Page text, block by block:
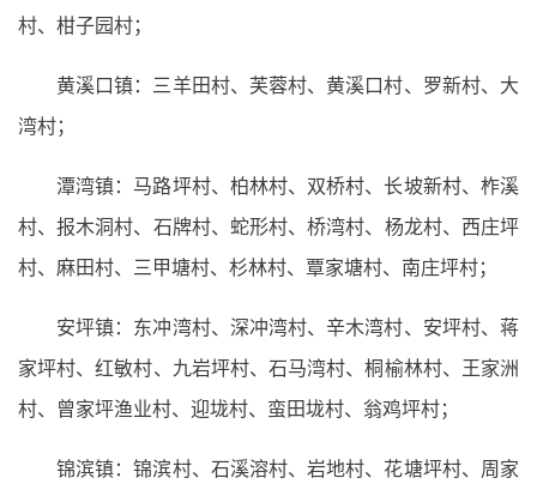
村、柑子园村；
黄溪口镇：三羊田村、芙蓉村、黄溪口村、罗新村、大
湾村；
潭湾镇：马路坪村、柏林村、双桥村、长坡新村、柞溪
村、报木洞村、石牌村、蛇形村、桥湾村、杨龙村、西庄坪
村、麻田村、三甲塘村、杉林村、覃家塘村、南庄坪村；
安坪镇：东冲湾村、深冲湾村、辛木湾村、安坪村、蒋
家坪村、红敏村、九岩坪村、石马湾村、桐榆林村、王家洲
村、曾家坪渔业村、迎垅村、蛮田垅村、翁鸡坪村；
锦滨镇：锦滨村、石溪溶村、岩地村、花塘坪村、周家